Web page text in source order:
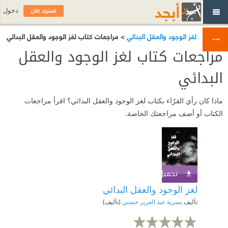
لغز الوجود والعقل البدائي> مراجعات كتاب لغز الوجود والعقل البدائي
مراجعات كتاب لغز الوجود والعقل
البدائي
ماذا كان رأي القرّاء بكتاب لغز الوجود والعقل البدائي؟ اقرأ مراجعات
الكتاب أو أضف مراجعتك الخاصة.
تحميل الكتاب
لغز الوجود والعقل البدائي
تأليفيسرية عبد العزيز حسني (تأليف)
اشترك الآن دخول